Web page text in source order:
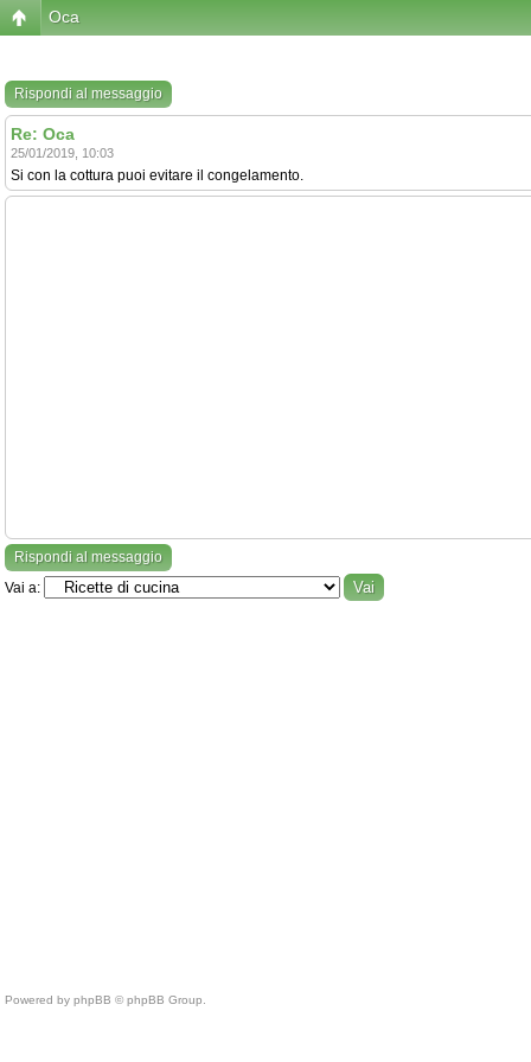
Oca
Rispondi al messaggio
Re: Oca
25/01/2019, 10:03
Si con la cottura puoi evitare il congelamento.
Rispondi al messaggio
Vai a:
Powered by phpBB © phpBB Group.